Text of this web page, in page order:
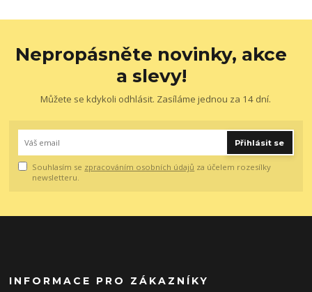
Nepropásněte novinky, akce
a slevy!
Můžete se kdykoli odhlásit. Zasíláme jednou za 14 dní.
Přihlásit se
Souhlasím se zpracováním osobních údajů za účelem rozesílky
newsletteru.
INFORMACE PRO ZÁKAZNÍKY